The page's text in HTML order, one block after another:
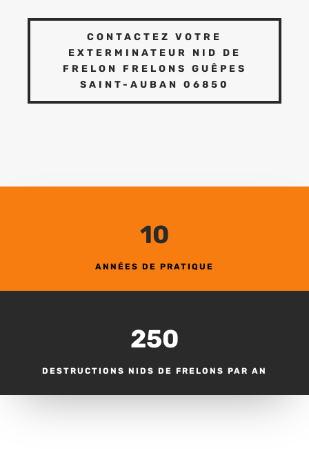
CONTACTEZ VOTRE
EXTERMINATEUR NID DE
FRELON FRELONS GUÊPES
SAINT-AUBAN 06850
10
ANNÉES DE PRATIQUE
250
DESTRUCTIONS NIDS DE FRELONS PAR AN